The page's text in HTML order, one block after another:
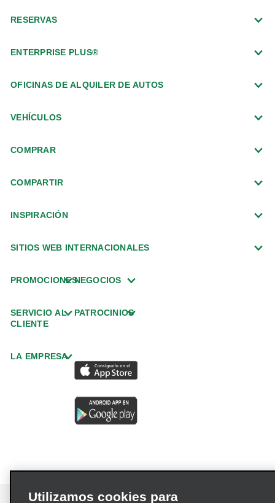
RESERVAS
ENTERPRISE PLUS®
OFICINAS DE ALQUILER DE AUTOS
VEHÍCULOS
COMPRAR
COMPARTIR
INSPIRACIÓN
SITIOS WEB INTERNACIONALES
PROMOCIONES
SERVICIO AL
CLIENTE
LA EMPRESA
NEGOCIOS
PATROCINIOS
Utilizamos cookies para